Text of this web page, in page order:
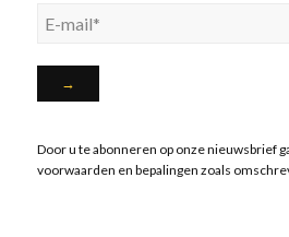
Door u te abonneren op onze nieuwsbrief
voorwaarden en bepalingen zoals